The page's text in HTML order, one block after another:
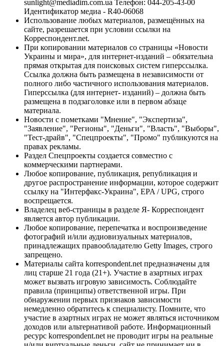
sunlight@mediadim.com.ua Телефон: 044-205-43-00
Идентификатор медиа - R40-06068
Использование любых материалов, размещённых на
сайте, разрешается при условии ссылки на
Корреспондент.net.
При копировании материалов со страницы «Новости
Украины и мира», для интернет-изданий – обязательна
прямая открытая для поисковых систем гиперссылка.
Ссылка должна быть размещена в независимости от
полного либо частичного использования материалов.
Гиперссылка (для интернет- изданий) – должна быть
размещена в подзаголовке или в первом абзаце
материала.
Новости с пометками "Мнение", "Экспертиза",
"Заявление", "Регионы", "Деньги", "Власть", "Выборы",
"Тест-драйв", "Спецпроекты", "Промо" публикуются на
правах рекламы.
Раздел Спецпроекты создается совместно с
коммерческими партнерами.
Любое копирование, публикация, републикация и
другое распространение информации, которое содержит
ссылку на "Интерфакс-Украина", EPA / UPG, строго
воспрещается.
Владелец веб-страницы в разделе Я- Корреспондент
является автор публикации.
Любое копирование, перепечатка и воспроизведение
фотографий и/или аудиовизуальных материалов,
принадлежащих правообладателю Getty Images, строго
запрещено.
Материалы сайта korrespondent.net предназначены для
лиц старше 21 года (21+). Участие в азартных играх
может вызвать игровую зависимость. Соблюдайте
правила (принципы) ответственной игры. При
обнаружении первых признаков зависимости
немедленно обратитесь к специалисту. Помните, что
участие в азартных играх не может являться источником
доходов или альтернативой работе. Информационный
ресурс korrespondent.net не проводит игры на реальные